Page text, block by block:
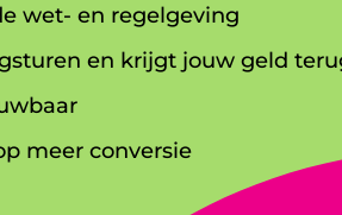
wet- en regelgeving
en krijgt jouw geld
meer conversie